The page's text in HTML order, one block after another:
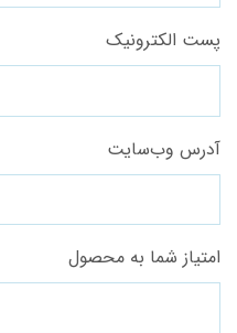
پست الکترونیک
آدرس وب‌سایت
امتیاز شما به محصول